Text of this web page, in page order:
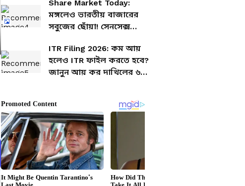
দামে বিক্রি হচ্ছে জেনে নিন
Share Market Today:
মঙ্গলেও ভারতীয় বাজারের
সবুজের ছোঁয়া! সেনসেক্স
ITR Filing 2026: কম আয়
হলেও ITR ফাইল করতে হবে?
জানুন আয় কর দাখিলের ৬